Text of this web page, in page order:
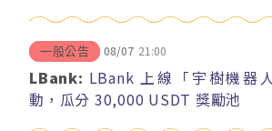
一般公告 08/07 21:00
LBank: LBank 上線「宇樹機器
動，瓜分 30,000 USDT 獎勵池